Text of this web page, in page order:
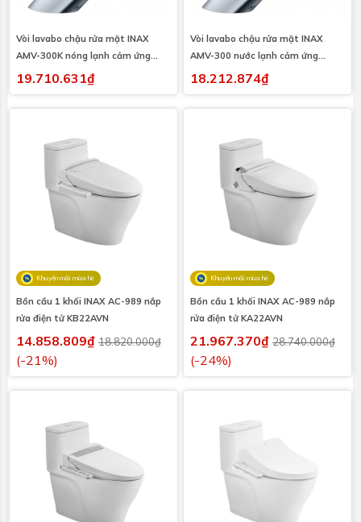
Vòi lavabo chậu rửa mặt INAX
AMV-300K nóng lạnh cảm ứng
(AMV300K)
19.710.631₫
Vòi lavabo chậu rửa mặt INAX
AMV-300 nước lạnh cảm ứng
(AMV300)
18.212.874₫
Khuyến mãi mùa hè
Bồn cầu 1 khối INAX AC-989 nắp
rửa điện tử KB22AVN
14.858.809₫ 18.820.000₫
(-21%)
Khuyến mãi mùa hè
Bồn cầu 1 khối INAX AC-989 nắp
rửa điện tử KA22AVN
21.967.370₫ 28.740.000₫
(-24%)